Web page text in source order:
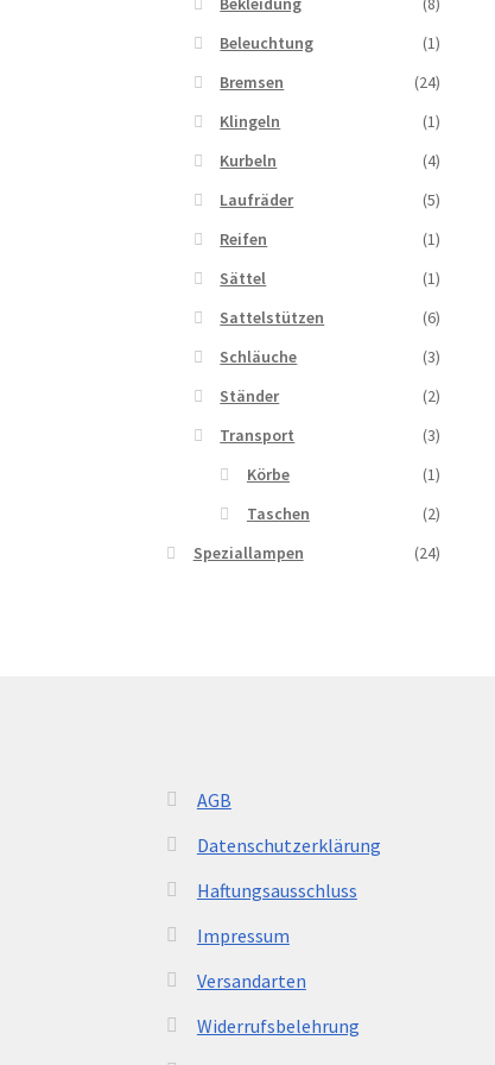
Beleuchtung
(1)
Bremsen
(24)
Klingeln
(1)
Kurbeln
(4)
Laufräder
(5)
Reifen
(1)
Sättel
(1)
Sattelstützen
(6)
Schläuche
(3)
Ständer
(2)
Transport
(3)
Körbe
(1)
Taschen
(2)
Speziallampen
(24)
AGB
Datenschutzerklärung
Haftungsausschluss
Impressum
Versandarten
Widerrufsbelehrung